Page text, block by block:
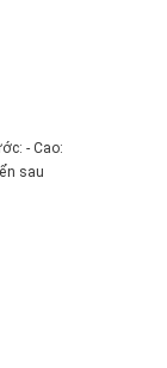
- Cao:
sau